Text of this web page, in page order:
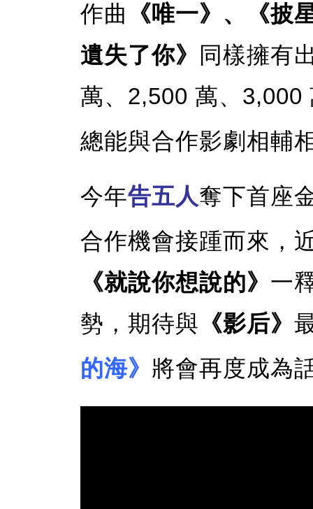
作曲
《唯一》、《披
遺失了你》
同樣擁有
萬、2,500 萬、3,000
總能與合作影劇相輔
今年告五人奪下首座
合作機會接踵而來，
《就說你想說的》 一
勢，期待與 《影后》
的海》 將會再度成為